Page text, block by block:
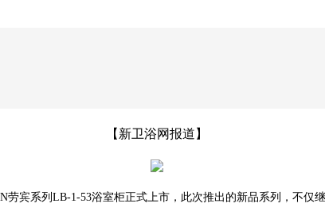
【新卫浴网报道】
劳宾系列LB-1-53浴室柜正式上市，此次推出的新品系列，不仅